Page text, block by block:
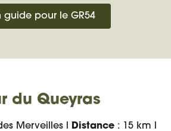
guide pour le GR54
du Queyras
Merveilles l Distance: 15 km l